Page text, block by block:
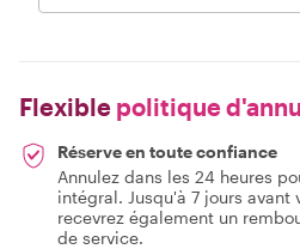
Flexible politique
Réserve en toute confiance
Annulez dans les 24 heures
intégral. Jusqu'à 7 jours avant
recevrez également un
de service.